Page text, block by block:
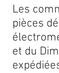
Les
pièces
et du